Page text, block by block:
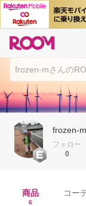
frozen-m
フォロー
0
商品
6
コー